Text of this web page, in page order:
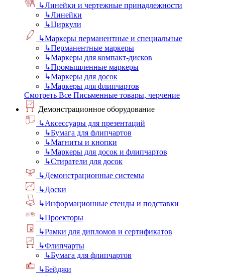
↳Линейки и чертежные принадлежности
↳Линейки
↳Циркули
↳Маркеры перманентные и специальные
↳Перманентные маркеры
↳Маркеры для компакт-дисков
↳Промышленные маркеры
↳Маркеры для досок
↳Маркеры для флипчартов
Смотреть Все Письменные товары, черчение
Демонстрационное оборудование
↳Аксессуары для презентаций
↳Бумага для флипчартов
↳Магниты и кнопки
↳Маркеры для досок и флипчартов
↳Стиратели для досок
↳Демонстрационные системы
↳Доски
↳Информационные стенды и подставки
↳Проекторы
↳Рамки для дипломов и сертификатов
↳Флипчарты
↳Бумага для флипчартов
↳Бейджи